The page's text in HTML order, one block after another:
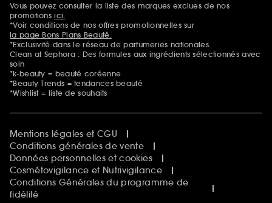
Mentions additionnelles
Vous pouvez consulter la liste des marques exclues de nos
promotionsici.
*Voir conditions de nos offres promotionnelles sur
la page Bons Plans Beauté.
*Exclusivité dans le réseau de parfumeries nationales.
Clean at Sephora : Des formules aux ingrédients sélectionnés avec
soin
*k-beauty = beauté coréenne
*Beauty Trends = tendances beauté
*Wishlist = liste de souhaits
Mentions légales et CGU
Conditions générales de vente
Données personnelles et cookies
Cosmétovigilance et Nutrivigilance
Conditions Générales du programme de
fidélité